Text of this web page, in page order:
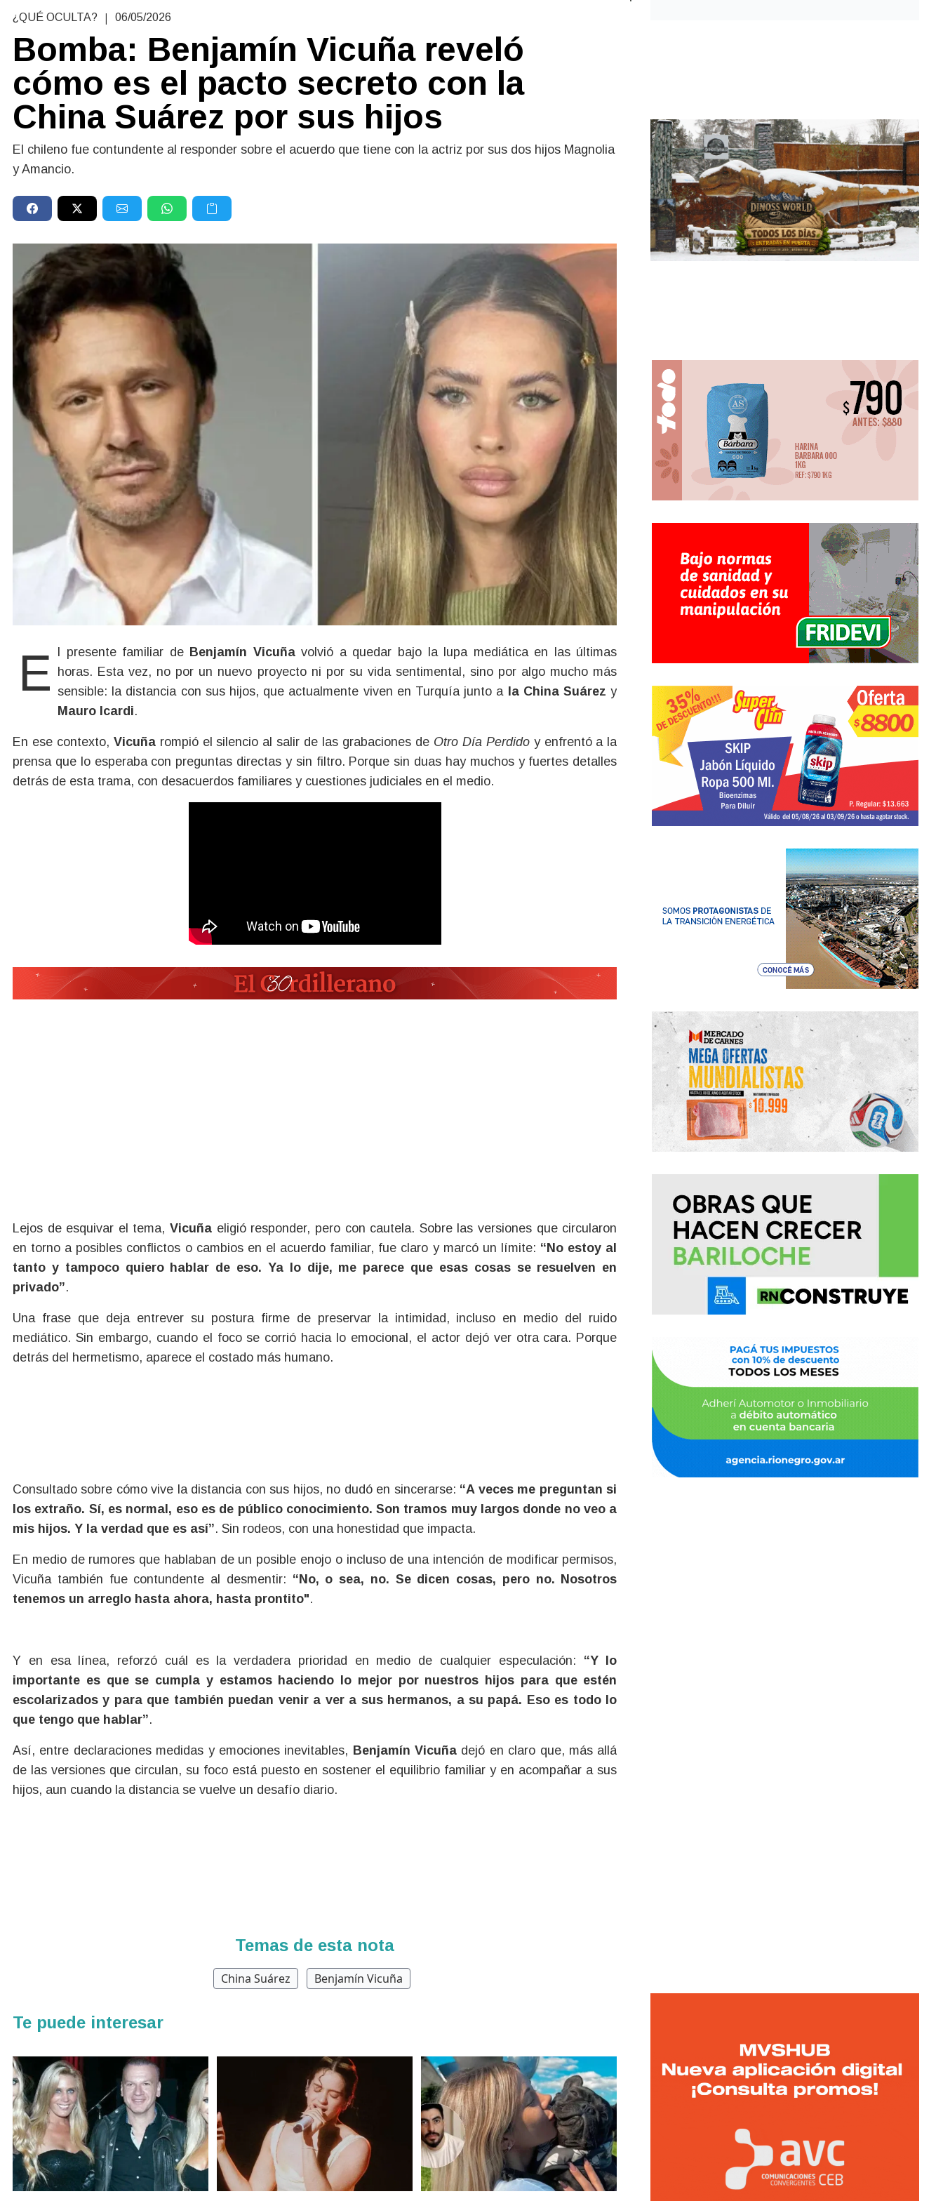
¿QUÉ OCULTA? | 06/05/2026
Bomba: Benjamín Vicuña reveló
cómo es el pacto secreto con la
China Suárez por sus hijos
El chileno fue contundente al responder sobre el acuerdo que tiene con la actriz por sus dos hijos Magnolia
y Amancio.
El presente familiar de Benjamín Vicuñavolvió a quedar bajo la lupa mediática en las últimas
horas. Esta vez, no por un nuevo proyecto ni por su vida sentimental, sino por algo mucho más
sensible: la distancia con sus hijos, que actualmente viven en Turquía junto a la China Suárez y
Mauro Icardi.
En ese contexto, Vicuñarompió el silencio al salir de las grabaciones de Otro Día Perdidoy enfrentó a la
prensa que lo esperaba con preguntas directas y sin filtro. Porque sin duas hay muchos y fuertes detalles
detrás de esta trama, con desacuerdos familiares y cuestiones judiciales en el medio.
Lejos de esquivar el tema,Vicuña eligió responder, pero con cautela. Sobre las versiones que circularon
en torno a posibles conflictos o cambios en el acuerdo familiar, fue claro y marcó un límite: “No estoy al
tanto y tampoco quiero hablar de eso. Ya lo dije, me parece que esas cosas se resuelven en
privado”.
Una frase que deja entrever su postura firme de preservar la intimidad, incluso en medio del ruido
mediático. Sin embargo, cuando el foco se corrió hacia lo emocional, el actor dejó ver otra cara. Porque
detrás del hermetismo, aparece el costado más humano.
Consultado sobre cómo vive la distancia con sus hijos, no dudó en sincerarse: “A veces me preguntan si
los extraño. Sí, es normal, eso es de público conocimiento. Son tramos muy largos donde no veo a
mis hijos. Y la verdad que es así”. Sin rodeos, con una honestidad que impacta.
En medio de rumores que hablaban de un posible enojo o incluso de una intención de modificar permisos,
Vicuña también fue contundente al desmentir: “No, o sea, no. Se dicen cosas, pero no. Nosotros
tenemos un arreglo hasta ahora, hasta prontito".
Y en esa línea, reforzó cuál es la verdadera prioridad en medio de cualquier especulación: “Y lo
importante es que se cumpla y estamos haciendo lo mejor por nuestros hijos para que estén
escolarizados y para que también puedan venir a ver a sus hermanos, a su papá. Eso es todo lo
que tengo que hablar”.
Así, entre declaraciones medidas y emociones inevitables, Benjamín Vicuña dejó en claro que, más allá
de las versiones que circulan, su foco está puesto en sostener el equilibrio familiar y en acompañar a sus
hijos, aun cuando la distancia se vuelve un desafío diario.
Temas de esta nota
China Suárez Benjamín Vicuña
Te puede interesar